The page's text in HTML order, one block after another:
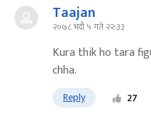
Taajan
२०७८ भदौ ५ गते २२:३३
Kura thik ho tara
chha.
Reply 27